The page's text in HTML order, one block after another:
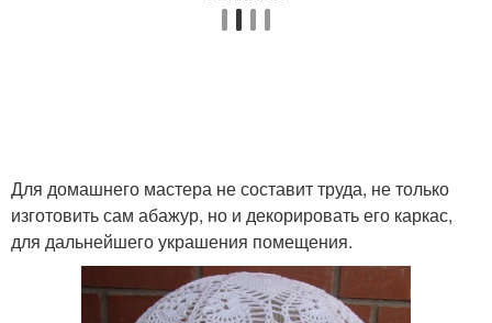
Для домашнего мастера не составит труда, не только
изготовить сам абажур, но и декорировать его каркас,
для дальнейшего украшения помещения.